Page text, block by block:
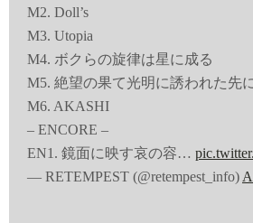
M2. Doll’s
M3. Utopia
M4. ボクらの旋律は星に成る
M5. 絶望の果て光明に誘われた先
M6. AKASHI
– ENCORE –
EN1. 鏡面に映す哀の容…
— RETEMPEST (@retempest_info)